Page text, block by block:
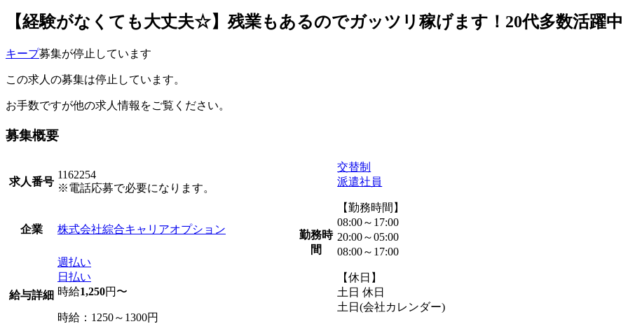
【経験がなくても大丈夫☆】残業もあるのでガッツリ稼げます！20代多数活躍中
キープ募集が停止しています
この求人の募集は停止しています。
お手数ですが他の求人情報をご覧ください。
募集概要
求人番号
1162254
※電話応募で必要になります。
企業 株式会社綜合キャリアオプション
給与詳細
週払い
日払い
時給1,250円〜
時給：1250～1300円
勤務時
間
交替制
派遣社員
【勤務時間】
08:00～17:00
20:00～05:00
08:00～17:00
【休日】
土日 休日
土日(会社カレンダー)